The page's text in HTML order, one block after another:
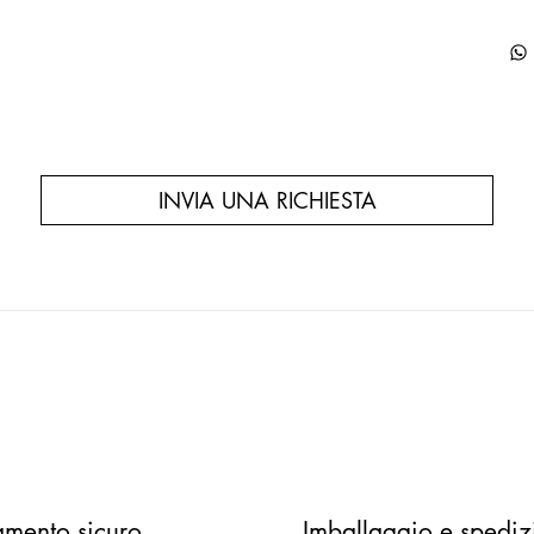
INVIA UNA RICHIESTA